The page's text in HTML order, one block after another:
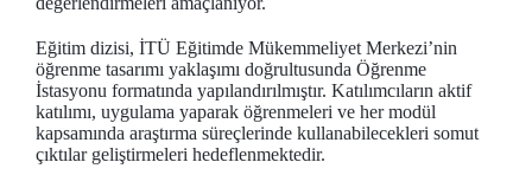
Eğitim dizisi, İTÜ Eğitimde Mükemmeliyet Merkezi’nin
öğrenme tasarımı yaklaşımı doğrultusunda Öğrenme
İstasyonu formatında yapılandırılmıştır. Katılımcıların aktif
katılımı, uygulama yaparak öğrenmeleri ve her modül
kapsamında araştırma süreçlerinde kullanabilecekleri somut
çıktılar geliştirmeleri hedeflenmektedir.